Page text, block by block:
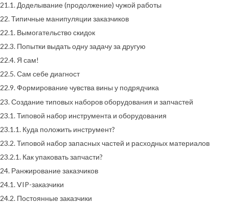
21.1. Доделывание (продолжение) чужой работы
22. Типичные манипуляции заказчиков
22.1. Вымогательство скидок
22.3. Попытки выдать одну задачу за другую
22.4. Я сам!
22.5. Сам себе диагност
22.9. Формирование чувства вины у подрядчика
23. Создание типовых наборов оборудования и запчастей
23.1. Типовой набор инструмента и оборудования
23.1.1. Куда положить инструмент?
23.2. Типовой набор запасных частей и расходных материалов
23.2.1. Как упаковать запчасти?
24. Ранжирование заказчиков
24.1. VIP-заказчики
24.2. Постоянные заказчики